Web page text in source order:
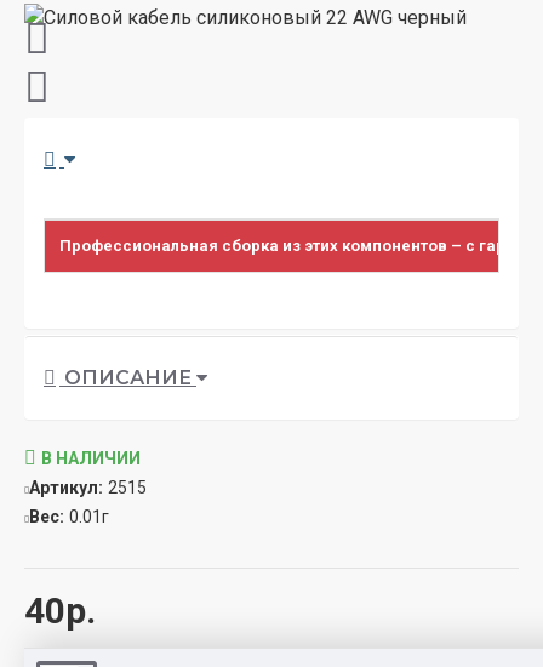
Профессиональная сборка из этих компонентов – с
ОПИСАНИЕ
40р.
В НАЛИЧИИ
Артикул: 2515
Вес: 0.01г